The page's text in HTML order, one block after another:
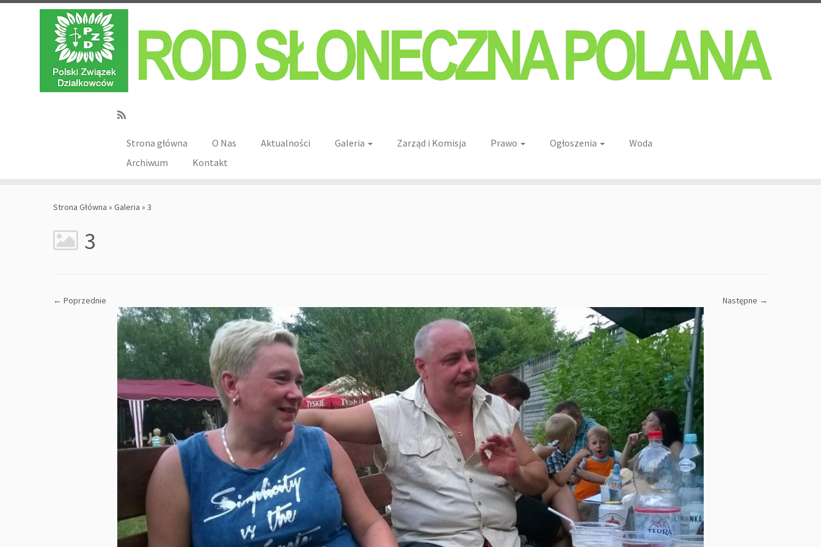
Strona główna O Nas Aktualności Galeria Zarząd i Komisja Prawo Ogłoszenia
Woda
Archiwum
Kontakt
Strona Główna » Galeria » 3
3
← Poprzednie Następne →